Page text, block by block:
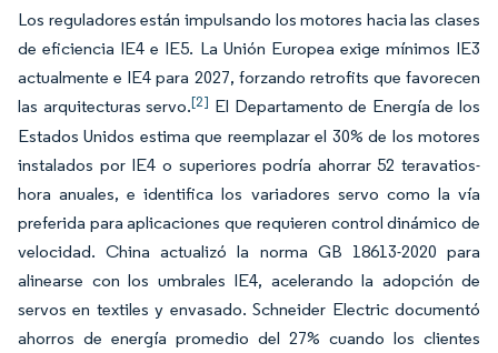
Los reguladores están impulsando los motores hacia las clases
de eficiencia IE4 e IE5. La Unión Europea exige mínimos IE3
actualmente e IE4 para 2027, forzando retrofits que favorecen
las arquitecturas servo.[2] El Departamento de Energía de los
Estados Unidos estima que reemplazar el 30% de los motores
instalados por IE4 o superiores podría ahorrar 52 teravatios-
hora anuales, e identifica los variadores servo como la vía
preferida para aplicaciones que requieren control dinámico de
velocidad. China actualizó la norma GB 18613-2020 para
alinearse con los umbrales IE4, acelerando la adopción de
servos en textiles y envasado. Schneider Electric documentó
ahorros de energía promedio del 27% cuando los clientes